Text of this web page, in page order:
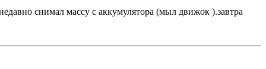
снимал массу с аккумулятора (мыл движок ).завтра